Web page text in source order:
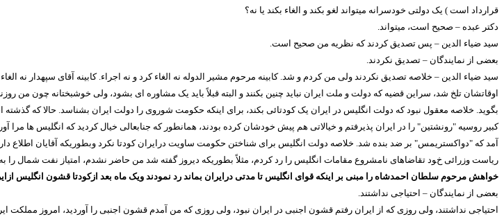
قرارداد است ) یک دولتی خودسرانه میتواند لغو بکند و الغاء بکند یا نه؟
دکتر عبده – صحیح است، میتواند.
سید ضیاء الدین – پس تصدیق کردند که نظریه من صحیح است.
بعضی از نمایندگان – تصدیق نکردند.
سید ضیاء الدین – خلاصه تصدیق نکردند ولی من کردم و شد. کابینه مرحوم مشیر الدوله نه الغاء کرد و نه اجراء. کابینه آقای سپهدار
اوقاتشان تلخ شد، سراین قضیه که دولت و ملت ایران نباید چنین بکنند و البته قبلاً باید یک مشاوره ای بشود، ولی خوشبختانه چون
بگوید. خلاصه معقول نبود که دولت انگلیس در ایران یک کودتائی بکند، برای اینکه حکومت شوروی را دولت ایران بشناسد. حالا که
کبیر روسیه "رونشتین" را در ایران پذیرفتم و خیالاتی هم پیش خودشان کرده بودند، همانطور که جنابعالی خیال کردید که انگلیس ها
آمد که "دواکستریمس" بر ضد بنده شد. خلاصه دولت انگلیس برای شناختن حکومت ساویت درایران کودتا نکرد وبطوریکه آقایان
ریاست وزرائی خود تقاضاهای نامشروع مقامات انگلیس را رد کردم، مثلاً بطوریکه دیروز گفته شد من حاضر نشدم، امتیاز نفت شمال را
خواهش مرحوم سلطان احمدشاه را مبنی بر اینکه قوای انگلیس تا مدتی درایران بماند رد نمودند ویک ماه بعد ازکودتا قشون انگلیس
بعضی از نمایندگان – احتیاجی نداشتند.
احتیاجی نداشتند، ولی روزی که از ایران رفتم قشون اجنبی در ایران نبود، ولی روزی که من آمدم قشون اجنبی را آوردید، امروز